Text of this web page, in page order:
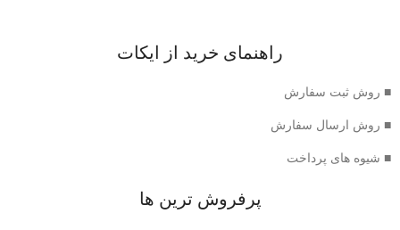
راهنمای خرید از ایکات
■ روش ثبت سفارش
■ روش ارسال سفارش
■ شیوه های پرداخت
پرفروش ترین ها